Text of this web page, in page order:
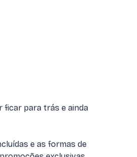
ficar para trás e ainda
e as formas de